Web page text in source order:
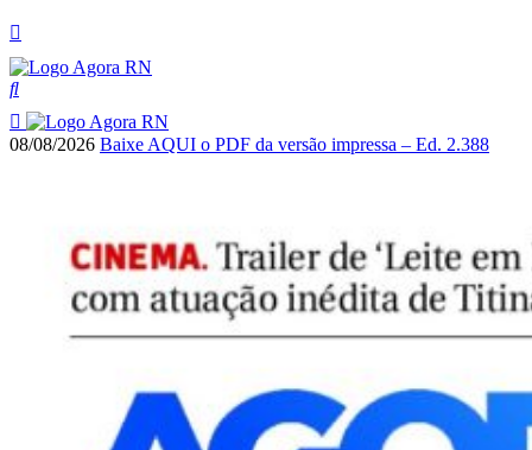
08/08/2026 Baixe AQUI o PDF da versão impressa – Ed. 2.388